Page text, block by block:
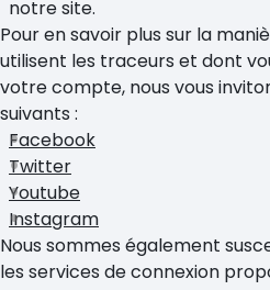
notre site.
Pour en savoir plus sur la
utilisent les traceurs et dont
votre compte, nous vous
suivants :
Facebook
Twitter
Youtube
Instagram
Nous sommes également
les services de connexion